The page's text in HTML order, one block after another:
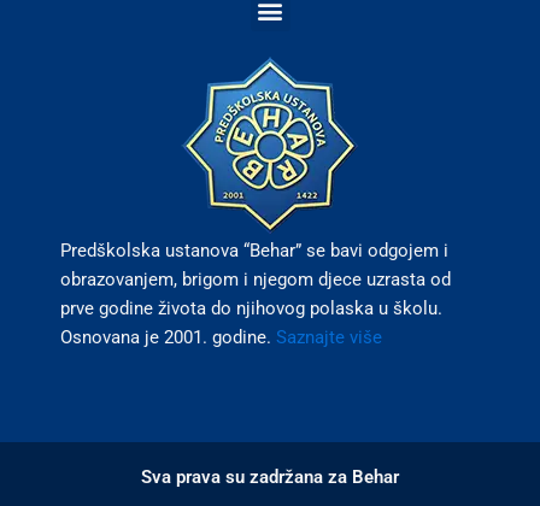
b
o
o
k
g
r
a
m
Predškolska ustanova “Behar” se bavi odgojem i
obrazovanjem, brigom i njegom djece uzrasta od
prve godine života do njihovog polaska u školu.
Osnovana je 2001. godine. Saznajte više
Sva prava su zadržana za Behar